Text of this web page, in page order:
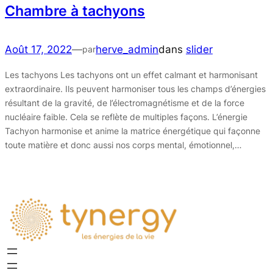
Chambre à tachyons
Août 17, 2022—parherve_admindans slider
Les tachyons Les tachyons ont un effet calmant et harmonisant
extraordinaire. Ils peuvent harmoniser tous les champs d’énergies
résultant de la gravité, de l’électromagnétisme et de la force
nucléaire faible. Cela se reflète de multiples façons. L’énergie
Tachyon harmonise et anime la matrice énergétique qui façonne
toute matière et donc aussi nos corps mental, émotionnel,…